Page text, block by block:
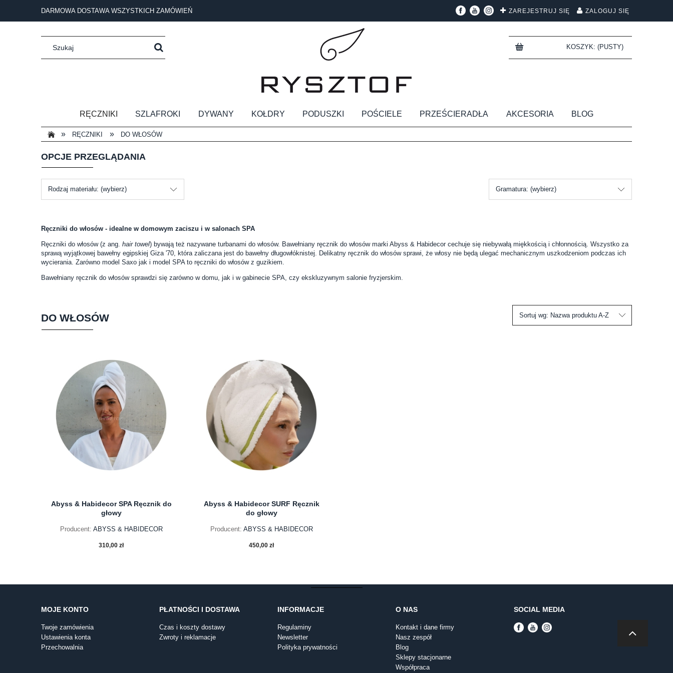
ZAREJESTRUJ SIĘ ZALOGUJ SIĘ
DARMOWA DOSTAWA WSZYSTKICH ZAMÓWIEŃ
KOSZYK: (PUSTY)
RĘCZNIKI SZLAFROKI DYWANY KOŁDRY PODUSZKI POŚCIELE PRZEŚCIERADŁA AKCESORIA BLOG
» RĘCZNIKI » DO WŁOSÓW
OPCJE PRZEGLĄDANIA
Rodzaj materiału: (wybierz) Gramatura: (wybierz)
Ręczniki do włosów - idealne w domowym zaciszu i w salonach SPA
Ręczniki do włosów (z ang. hair towel) bywają też nazywane turbanami do włosów. Bawełniany ręcznik do włosów marki Abyss & Habidecor cechuje się niebywałą miękkością i chłonnością. Wszystko za
sprawą wyjątkowej bawełny egipskiej Giza '70, która zaliczana jest do bawełny długowłóknistej. Delikatny ręcznik do włosów sprawi, że włosy nie będą ulegać mechanicznym uszkodzeniom podczas ich
wycierania. Zarówno model Saxo jak i model SPA to ręczniki do włosów z guzikiem.
Bawełniany ręcznik do włosów sprawdzi się zarówno w domu, jak i w gabinecie SPA, czy ekskluzywnym salonie fryzjerskim.
DO WŁOSÓW Sortuj wg: Nazwa produktu A-Z
Abyss & Habidecor SPA Ręcznik do
głowy
Producent: ABYSS & HABIDECOR
310,00 zł
Abyss & Habidecor SURF Ręcznik
do głowy
Producent: ABYSS & HABIDECOR
450,00 zł
MOJE KONTO
Twoje zamówienia
Ustawienia konta
Przechowalnia
PŁATNOŚCI I DOSTAWA
Czas i koszty dostawy
Zwroty i reklamacje
INFORMACJE
Regulaminy
Newsletter
Polityka prywatności
O NAS
Kontakt i dane firmy
Nasz zespół
Blog
Sklepy stacjonarne
Współpraca
SOCIAL MEDIA